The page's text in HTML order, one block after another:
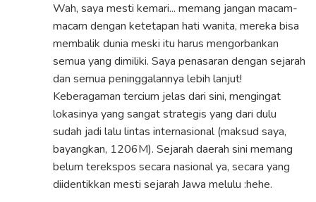
Wah, saya mesti kemari... memang jangan macam-
macam dengan ketetapan hati wanita, mereka bisa
membalik dunia meski itu harus mengorbankan
semua yang dimiliki. Saya penasaran dengan sejarah
dan semua peninggalannya lebih lanjut!
Keberagaman tercium jelas dari sini, mengingat
lokasinya yang sangat strategis yang dari dulu
sudah jadi lalu lintas internasional (maksud saya,
bayangkan, 1206M). Sejarah daerah sini memang
belum terekspos secara nasional ya, secara yang
diidentikkan mesti sejarah Jawa melulu :hehe.